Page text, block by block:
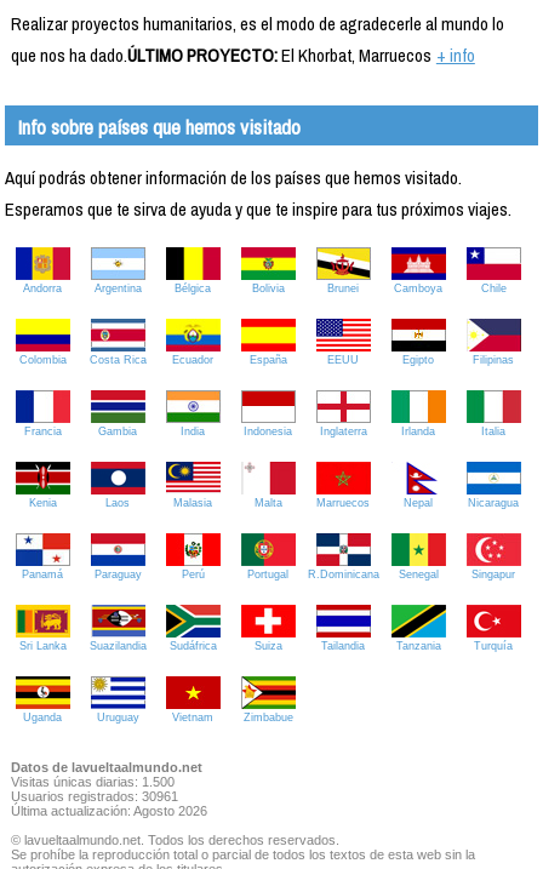
Realizar proyectos humanitarios, es el modo de agradecerle al mundo lo
que nos ha dado.ÚLTIMO PROYECTO:El Khorbat, Marruecos + info
Info sobre países que hemos visitado
Aquí podrás obtener información de los países que hemos visitado.
Esperamos que te sirva de ayuda y que te inspire para tus próximos viajes.
Andorra Argentina Bélgica Bolivia Brunei Camboya Chile
Colombia Costa Rica Ecuador España EEUU Egipto Filipinas
Francia Gambia India Indonesia Inglaterra Irlanda Italia
Kenia Laos Malasia Malta Marruecos Nepal Nicaragua
Panamá Paraguay Perú Portugal R.Dominicana Senegal Singapur
Sri Lanka Suazilandia Sudáfrica Suiza Tailandia Tanzania Turquía
Uganda Uruguay Vietnam Zimbabue
Datos de lavueltaalmundo.net
Visitas únicas diarias: 1.500
Usuarios registrados: 30961
Última actualización: Agosto 2026
© lavueltaalmundo.net. Todos los derechos reservados.
Se prohíbe la reproducción total o parcial de todos los textos de esta web sin la